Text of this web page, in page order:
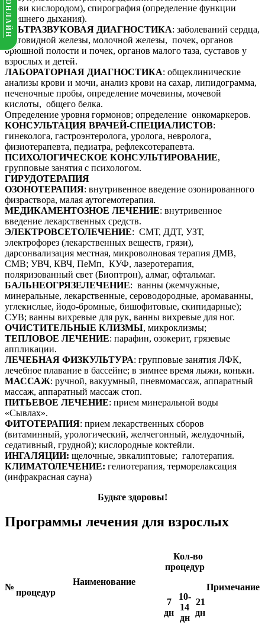
крови кислородом), спирография (определение функции
внешнего дыхания).
УЛЬТРАЗВУКОВАЯ ДИАГНОСТИКА: заболеваний сердца,
щитовидной железы, молочной железы, почек, органов
брюшной полости и почек, органов малого таза, суставов у
взрослых и детей.
ЛАБОРАТОРНАЯ ДИАГНОСТИКА: общеклинические
анализы крови и мочи, анализ крови на сахар, липидограмма,
печеночные пробы, определение мочевины, мочевой
кислоты, общего белка.
Определение уровня гормонов; определение онкомаркеров.
КОНСУЛЬТАЦИЯ ВРАЧЕЙ-СПЕЦИАЛИСТОВ:
гинеколога, гастроэнтеролога, уролога, невролога,
физиотерапевта, педиатра, рефлексотерапевта.
ПСИХОЛОГИЧЕСКОЕ КОНСУЛЬТИРОВАНИЕ,
групповые занятия с психологом.
ГИРУДОТЕРАПИЯ
ОЗОНОТЕРАПИЯ: внутривенное введение озонированного
физраствора, малая аутогемотерапия.
МЕДИКАМЕНТОЗНОЕ ЛЕЧЕНИЕ: внутривенное
введение лекарственных средств.
ЭЛЕКТРОВСЕТОЛЕЧЕНИЕ: СМТ, ДДТ, УЗТ,
электрофорез (лекарственных веществ, грязи),
дарсонвализация местная, микроволновая терапия ДМВ,
СМВ; УВЧ, КВЧ, ПеМп, КУФ, лазеротерапия,
поляризованный свет (Биоптрон), алмаг, офтальмаг.
БАЛЬНЕОГРЯЗЕЛЕЧЕНИЕ: ванны (жемчужные,
минеральные, лекарственные, сероводородные, аромаванны,
углекислые, йодо-бромные, бишофитовые, скипидарные);
СУВ; ванны вихревые для рук, ванны вихревые для ног.
ОЧИСТИТЕЛЬНЫЕ КЛИЗМЫ, микроклизмы;
ТЕПЛОВОЕ ЛЕЧЕНИЕ: парафин, озокерит, грязевые
аппликации.
ЛЕЧЕБНАЯ ФИЗКУЛЬТУРА: групповые занятия ЛФК,
лечебное плавание в бассейне; в зимнее время лыжи, коньки.
МАССАЖ: ручной, вакуумный, пневмомассаж, аппаратный
массаж, аппаратный массаж стоп.
ПИТЬЕВОЕ ЛЕЧЕНИЕ: прием минеральной воды
«Сывлах».
ФИТОТЕРАПИЯ: прием лекарственных сборов
(витаминный, урологический, желчегонный, желудочный,
седативный, грудной); кислородные коктейли.
ИНГАЛЯЦИИ: щелочные, эвкалиптовые; галотерапия.
КЛИМАТОЛЕЧЕНИЕ: гелиотерапия, терморелаксация
(инфракрасная сауна)
Будьте здоровы!
Программы лечения для взрослых
№
Наименование
процедур
Кол-во
процедур
Примечание
7
дн
10-
14
дн
21
дн